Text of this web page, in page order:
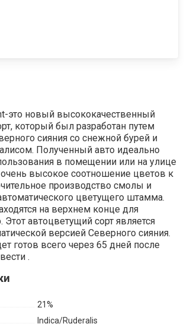
это новый высококачественный
который был разработан путем
сияния со снежной бурей и
Полученный авто идеально
в помещении или на улице
высокое соотношение цветов к
производство смолы и
цветущего штамма.
на верхнем конце для
Этот автоцветущий сорт является
версией Северного сияния.
готов всего через 65 дней после
.
21%
Indica/Ruderalis